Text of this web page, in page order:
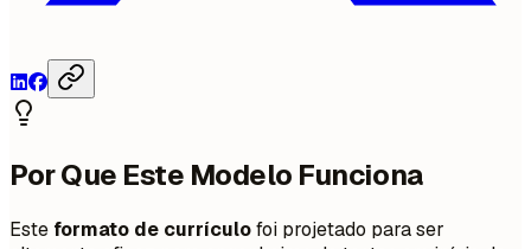
Por Que Este Modelo Funciona
Este formato de currículofoi projetado para ser